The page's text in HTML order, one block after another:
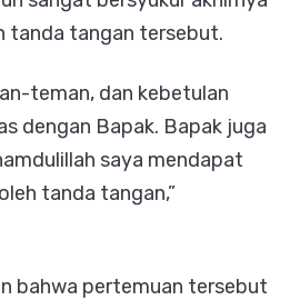
tanda tangan tersebut.
teman, dan kebetulan
dengan Bapak. Bapak juga
saya mendapat
tanda tangan,”
bahwa pertemuan tersebut